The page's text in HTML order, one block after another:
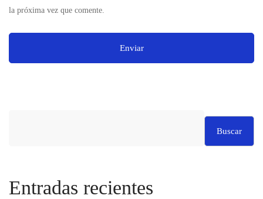
la próxima vez que comente.
Buscar
Entradas recientes